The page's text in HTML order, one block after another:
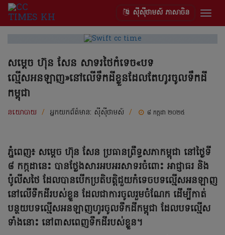
ស៊ីស៊ីថាមស៍ ភាសាចិន
សម្តេច ហ៊ុន សែន សាទរថៃកំទេច«បទ
ល្មើសអនឡាញ»នៅលើទឹកដីខ្លួនដែលតែហូរចូលទឹកដី
កម្ពុជា
នយោបាយ / អ្នកយកព័ត៌មាន: ស៊ីស៊ីថាមស៍ / ៨ កក្កដា ២០២៥
ភ្នំពេញ៖ សម្តេច ហ៊ុន សែន ប្រធានព្រឹទ្ធសភាកម្ពុជា នៅថ្ងៃទី
៨ កក្កដានេះ បានថ្លែងសារអបអរសាទរចំពោះ អាជ្ញាធរ និង
ប៉ូលីសថៃ ដែលបានបើកប្រតិបត្តិជួយកំទេចបទល្មើសអនឡាញ
នៅលើទឹកដីរបស់ខ្លួន ដែលជាការចូលរួមចំណែក ដើម្បីកាត់
បន្ថយបទល្មើសអនឡាញហូរចូលទឹកដីកម្ពុជា ដែលបទល្មើស
ទាំងនោះ នៅពាសពេញទឹកដីរបស់ខ្លួន។